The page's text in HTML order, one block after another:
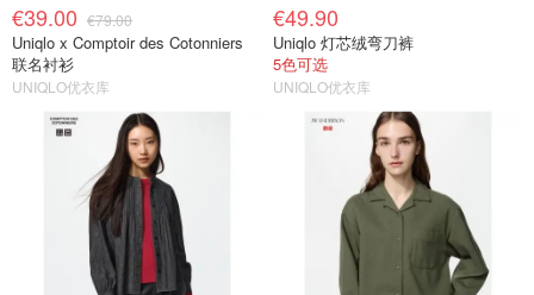
€39.00 €79.00
Uniqlo x Comptoir des Cotonniers
联名衬衫
UNIQLO优衣库
€49.90
Uniqlo 灯芯绒弯刀裤
5色可选
UNIQLO优衣库